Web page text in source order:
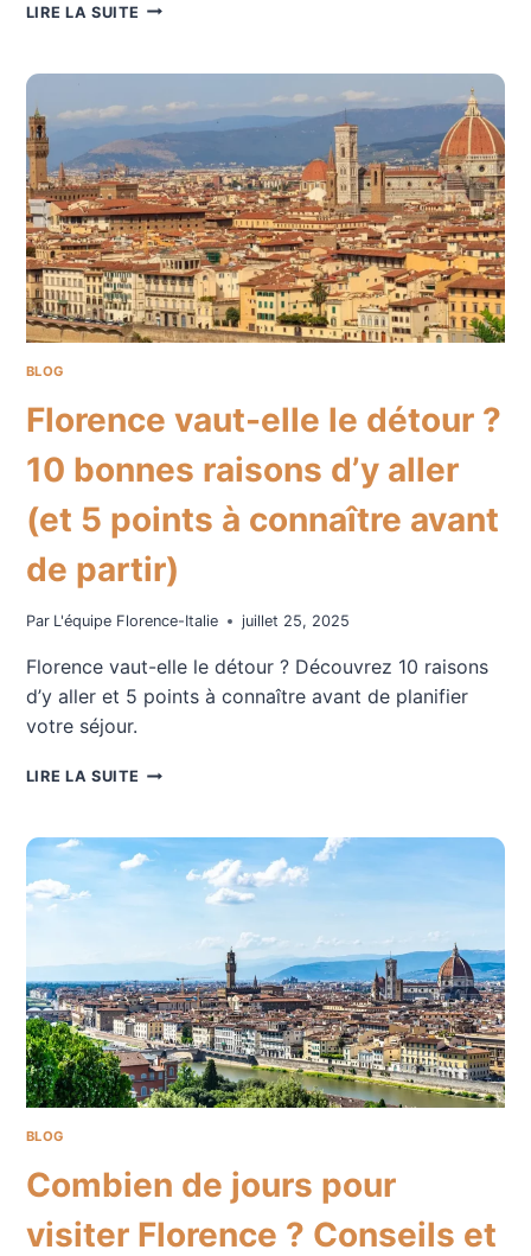
LIRE LA SUITE OFFICES
:
QUEL
MUSÉE
CHOISIR
?
BLOG
Florence vaut-elle le détour ?
10 bonnes raisons d’y aller
(et 5 points à connaître avant
de partir)
Par L'équipe Florence-Italie juillet 25, 2025
Florence vaut-elle le détour ? Découvrez 10 raisons
d’y aller et 5 points à connaître avant de planifier
votre séjour.
LIRE LA SUITE FLORENCE
LE
DÉTOUR
BONNES
RAISONS
D’Y
ALLER
(ET
5
POINTS
À
DE
PARTIR)
BLOG
Combien de jours pour
visiter Florence ? Conseils et